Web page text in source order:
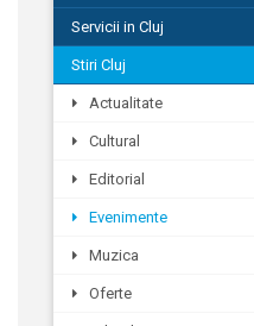
Servicii in Cluj
Stiri Cluj
Actualitate
Cultural
Editorial
Evenimente
Muzica
Oferte